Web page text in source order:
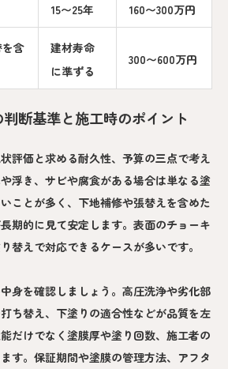
15〜25年 160〜300万円
含
建材寿命
に準ずる
300〜600万円
断基準と施工時のポイント
評価と求める耐久性、予算の三点で考え
浮き、サビや腐食がある場合は単なる塗
ことが多く、下地補修や張替えを含めた
期的に見て安定します。表面のチョーキ
替えで対応できるケースが多いです。
身を確認しましょう。高圧洗浄や劣化部
ち替え、下塗りの適合性などが品質を左
だけでなく塗膜厚や塗り回数、施工者の
す。保証期間や塗膜の管理方法、アフタ